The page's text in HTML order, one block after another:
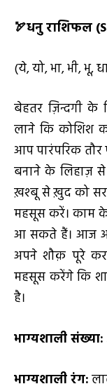
🏹धनु राशिफल (
(ये, यो, भा, भी, भू,
बेहतर ज़िन्दगी के
लाने कि कोशिश
आप पारंपरिक
बनाने के लिहाज़
ख़श्बू से ख़ुद को
महसूस करें। काम
आ सकते हैं। आज
अपने शौक़ पूरे
महसूस करेंगे कि
है।
भाग्यशाली संख्या:
भाग्यशाली रंग: